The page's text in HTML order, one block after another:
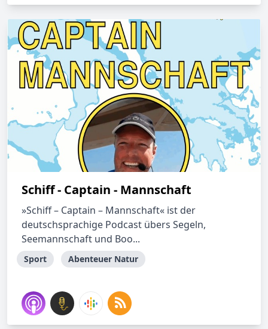
Schiff - Captain - Mannschaft
»Schiff – Captain – Mannschaft« ist der
deutschsprachige Podcast übers Segeln,
Seemannschaft und Boo...
Sport Abenteuer Natur